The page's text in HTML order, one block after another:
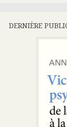
DERNIÈRE